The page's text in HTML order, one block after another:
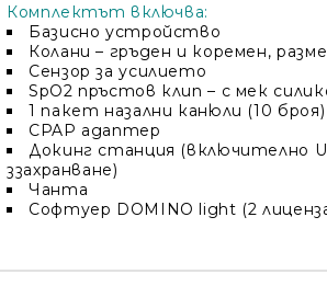
Комплектът включва:
Базисно устройство
Колани – гръден и коремен,
Сензор за усилието
SpO2 пръстов клип – с мек
1 пакет назални канюли (10 броя)
CPAP адаптер
Докинг станция (включително
ззахранване)
Чанта
Софтуер DOMINO light (2